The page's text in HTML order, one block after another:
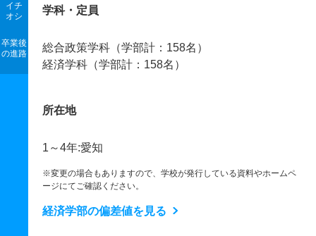
イチ
オシ
卒業後
の進路
学科・定員
総合政策学科（学部計：158名）
経済学科（学部計：158名）
所在地
1～4年:愛知
※変更の場合もありますので、学校が発行している資料やホームペ
ージにてご確認ください。
経済学部の偏差値を見る